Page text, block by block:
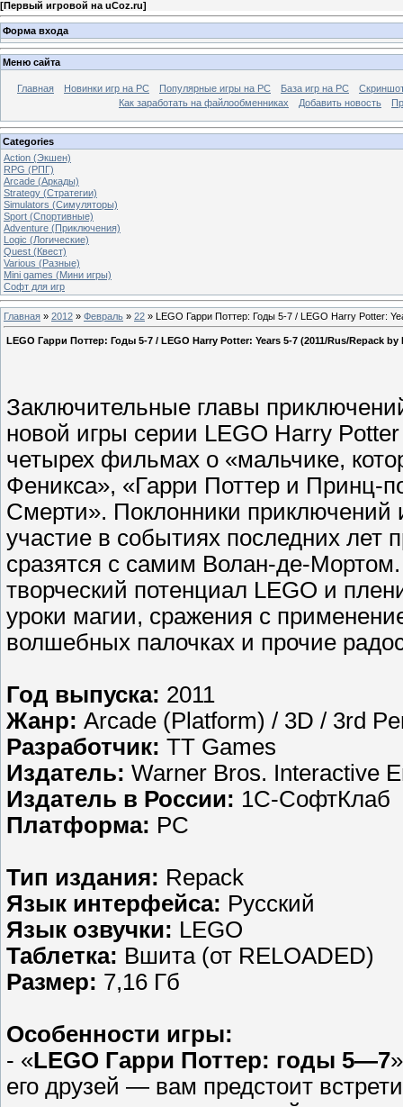
[Первый игровой на uCoz.ru]
Форма входа
Меню сайта
Главная Новинки игр на PC Популярные игры на PC База игр на РС
Как заработать на файлообменниках
Добавить новость
Categories
Action (Экшен)
RPG (РПГ)
Arcade (Аркады)
Strategy (Стратегии)
Simulators (Симуляторы)
Sport (Спортивные)
Adventure (Приключения)
Logic (Логические)
Quest (Квест)
Various (Разные)
Mini games (Мини игры)
Софт для игр
Главная » 2012 » Февраль » 22 » LEGO Гарри Поттер: Годы 5-7 / LEGO Harry Potter:
LEGO Гарри Поттер: Годы 5-7 / LEGO Harry Potter: Years 5-7 (2011/Rus/Repack by
Заключительные главы
новой игры серии LEGO Harry
четырех фильмах о «мальчике,
Феникса», «Гарри Поттер и Принц-
Смерти». Поклонники приключений
участие в событиях последних лет
сразятся с самим Волан-де-
творческий потенциал LEGO и
уроки магии, сражения с
волшебных палочках и прочие
Год выпуска: 2011
Жанр: Arcade (Platform) / 3D / 3rd
Разработчик: TT Games
Издатель: Warner Bros. Interactive
Издатель в России: 1С-СофтКлаб
Платформа: PC
Тип издания: Repack
Язык интерфейса: Русский
Язык озвучки: LEGO
Таблетка: Вшита (от RELOADED)
Размер: 7,16 Гб
Особенности игры:
- «LEGO Гарри Поттер: годы 5—7
его друзей — вам предстоит